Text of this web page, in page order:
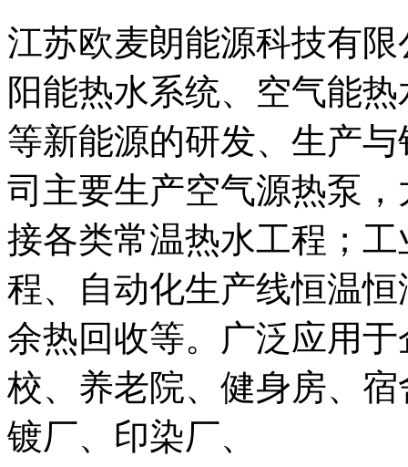
江苏欧麦朗能源科技有
阳能热水系统、空气能
等新能源的研发、生产
司主要生产空气源热泵
接各类常温热水工程；
程、自动化生产线恒温
余热回收等。广泛应用
校、养老院、健身房、
镀厂、印染厂、